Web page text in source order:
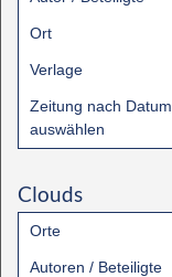
Ort
Verlage
Zeitung nach Datum
auswählen
Clouds
Orte
Autoren / Beteiligte